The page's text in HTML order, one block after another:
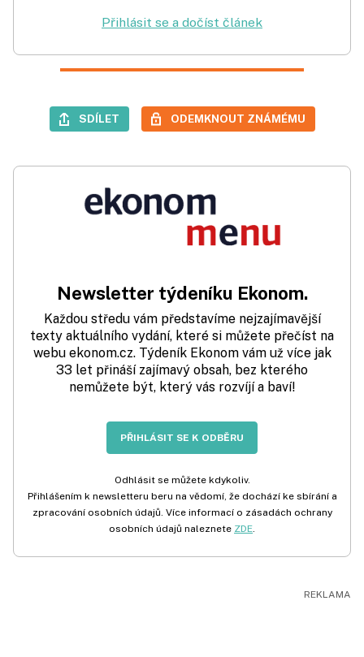
Přihlásit se a dočíst článek
SDÍLET ODEMKNOUT ZNÁMÉMU
Newsletter týdeníku Ekonom.
Každou středu vám představíme nejzajímavější
texty aktuálního vydání, které si můžete přečíst na
webu ekonom.cz. Týdeník Ekonom vám už více jak
33 let přináší zajímavý obsah, bez kterého
nemůžete být, který vás rozvíjí a baví!
PŘIHLÁSIT SE K ODBĚRU
Odhlásit se můžete kdykoliv.
Přihlášením k newsletteru beru na vědomí, že dochází ke sbírání a
zpracování osobních údajů. Více informací o zásadách ochrany
osobních údajů naleznete ZDE.